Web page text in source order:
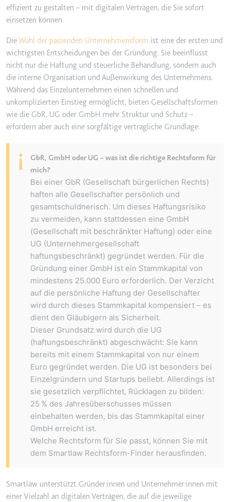
effizient zu gestalten – mit digitalen Verträgen, die Sie sofort
einsetzen können.
DieWahl der passenden Unternehmensform ist eine der ersten und
wichtigsten Entscheidungen bei der Gründung. Sie beeinflusst
nicht nur die Haftung und steuerliche Behandlung, sondern auch
die interne Organisation und Außenwirkung des Unternehmens.
Während das Einzelunternehmen einen schnellen und
unkomplizierten Einstieg ermöglicht, bieten Gesellschaftsformen
wie die GbR, UG oder GmbH mehr Struktur und Schutz –
erfordern aber auch eine sorgfältige vertragliche Grundlage.
¡
GbR, GmbH oder UG – was ist die richtige Rechtsform für
mich?
Bei einer GbR (Gesellschaft bürgerlichen Rechts)
haften alle Gesellschafter persönlich und
gesamtschuldnerisch. Um dieses Haftungsrisiko
zu vermeiden, kann stattdessen eine GmbH
(Gesellschaft mit beschränkter Haftung) oder eine
UG (Unternehmergesellschaft
haftungsbeschränkt) gegründet werden. Für die
Gründung einer GmbH ist ein Stammkapital von
mindestens 25.000 Euro erforderlich. Der Verzicht
auf die persönliche Haftung der Gesellschafter
wird durch dieses Stammkapital kompensiert – es
dient den Gläubigern als Sicherheit.
Dieser Grundsatz wird durch die UG
(haftungsbeschränkt) abgeschwächt: Sie kann
bereits mit einem Stammkapital von nur einem
Euro gegründet werden. Die UG ist besonders bei
Einzelgründern und Startups beliebt. Allerdings ist
sie gesetzlich verpflichtet, Rücklagen zu bilden:
25 % des Jahresüberschusses müssen
einbehalten werden, bis das Stammkapital einer
GmbH erreicht ist.
Welche Rechtsform für Sie passt, können Sie mit
dem Smartlaw Rechtsform-Finder herausfinden.
Smartlaw unterstützt Gründer:innen und Unternehmer:innen mit
einer Vielzahl an digitalen Verträgen, die auf die jeweilige